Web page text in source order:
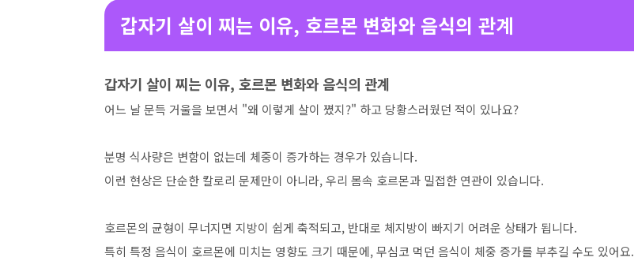
갑자기 살이 찌는 이유, 호르몬 변화와 음식의 관계
갑자기 살이 찌는 이유, 호르몬 변화와 음식의 관계
어느 날 문득 거울을 보면서 "왜 이렇게 살이 쪘지?" 하고 당황스러웠던 적이 있나요?
분명 식사량은 변함이 없는데 체중이 증가하는 경우가 있습니다.
이런 현상은 단순한 칼로리 문제만이 아니라, 우리 몸속 호르몬과 밀접한 연관이 있습니다.
호르몬의 균형이 무너지면 지방이 쉽게 축적되고, 반대로 체지방이 빠지기 어려운 상태가 됩니다.
특히 특정 음식이 호르몬에 미치는 영향도 크기 때문에, 무심코 먹던 음식이 체중 증가를 부추길 수도 있어요.